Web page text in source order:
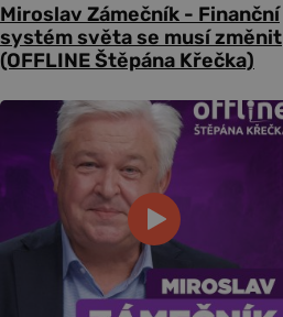
Miroslav Zámečník - Finanční
systém světa se musí změnit
(OFFLINE Štěpána Křečka)